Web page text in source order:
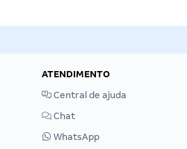
ATENDIMENTO
Central de ajuda
Chat
WhatsApp